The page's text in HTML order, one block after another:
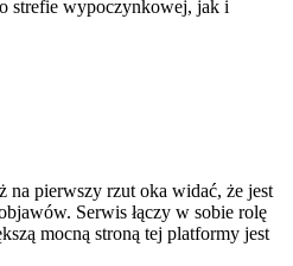
strefie wypoczynkowej, jak i
na pierwszy rzut oka widać, że jest
Serwis łączy w sobie rolę
mocną stroną tej platformy jest